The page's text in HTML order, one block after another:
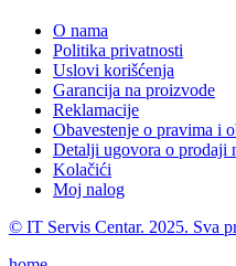
O nama
Politika privatnosti
Uslovi korišćenja
Garancija na proizvode
Reklamacije
Obavestenje o pravima i
Detalji ugovora o prodaji
Kolačići
Moj nalog
© IT Servis Centar. 2025. Sva